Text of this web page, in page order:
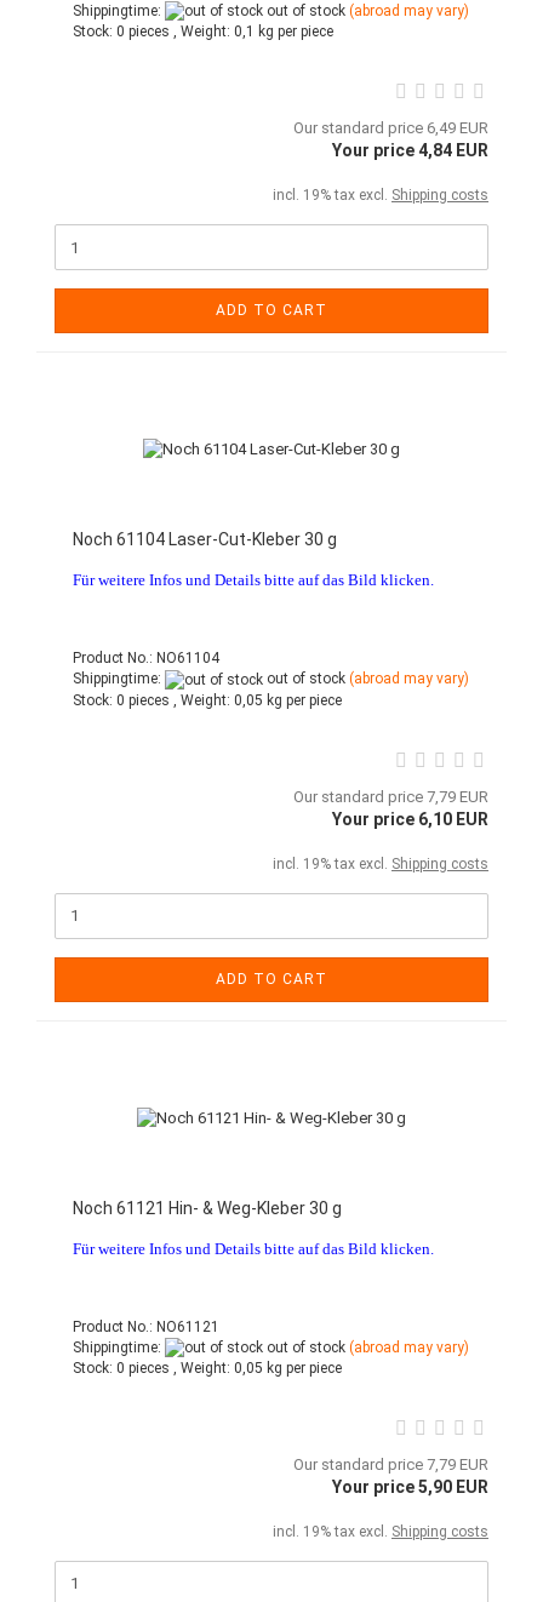
Shippingtime:
out of stock (abroad may vary)
Stock: 0 pieces , Weight: 0,1 kg per piece
Our standard price 6,49 EUR
Your price 4,84 EUR
incl. 19% tax excl. Shipping costs
ADD TO CART
Noch 61104 Laser-Cut-Kleber 30 g
Für weitere Infos und Details bitte auf das Bild klicken.
Product No.: NO61104
Shippingtime:
out of stock (abroad may vary)
Stock: 0 pieces , Weight: 0,05 kg per piece
Our standard price 7,79 EUR
Your price 6,10 EUR
incl. 19% tax excl. Shipping costs
ADD TO CART
Noch 61121 Hin- & Weg-Kleber 30 g
Für weitere Infos und Details bitte auf das Bild klicken.
Product No.: NO61121
Shippingtime:
out of stock (abroad may vary)
Stock: 0 pieces , Weight: 0,05 kg per piece
Our standard price 7,79 EUR
Your price 5,90 EUR
incl. 19% tax excl. Shipping costs